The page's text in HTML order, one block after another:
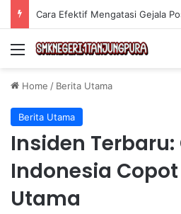
Menu
Home / Berita Utama
Berita Utama
Insiden
Indonesia
Utama